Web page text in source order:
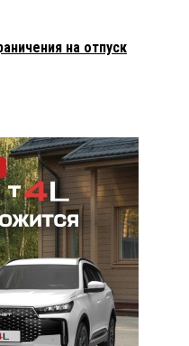
на отпуск